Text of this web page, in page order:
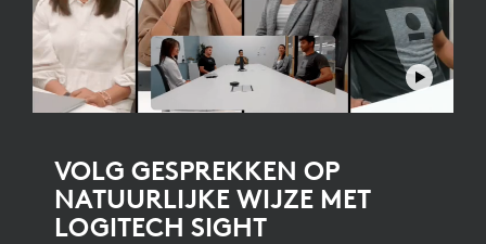
VOLG GESPREKKEN OP
NATUURLIJKE WIJZE MET
LOGITECH SIGHT